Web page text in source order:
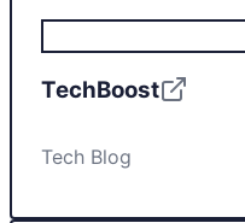
TechBoost
Tech Blog